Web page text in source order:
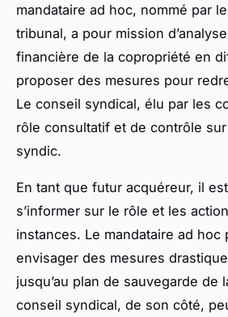
mandataire ad hoc, nommé par
tribunal, a pour mission
financière de la copropriété en
proposer des mesures pour
Le conseil syndical, élu par les
rôle consultatif et de contrôle
syndic.
En tant que futur acquéreur, il
s’informer sur le rôle et les
instances. Le mandataire ad hoc
envisager des mesures
jusqu’au plan de sauvegarde de
conseil syndical, de son côté,